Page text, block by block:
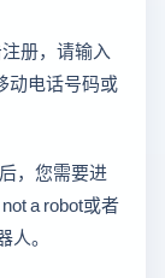
册，请输入
动电话号码或
，您需要进
a robot或者
。